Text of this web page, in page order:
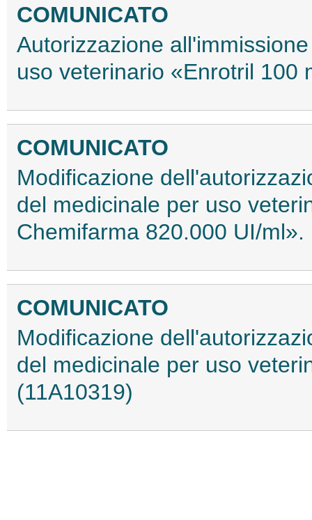
COMUNICATO
Autorizzazione
uso veterinario «Enrotril 100
COMUNICATO
Modificazione
del medicinale per uso
Chemifarma 820.000 UI/ml».
COMUNICATO
Modificazione
del medicinale per uso
(11A10319)